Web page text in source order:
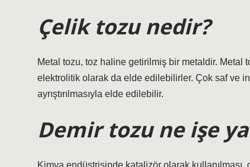
Çelik tozu nedir?
Metal tozu, toz haline getirilmiş bir metaldir. Metal
elektrolitik olarak da elde edilebilirler. Çok saf ve
ayrıştırılmasıyla elde edilebilir.
Demir tozu ne işe
Kimya endüstrisinde katalizör olarak